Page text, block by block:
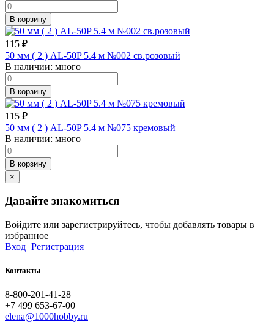
В корзину
115 ₽
50 мм ( 2 ) AL-50P 5.4 м №002 св.розовый
В наличии: много
В корзину
115 ₽
50 мм ( 2 ) AL-50P 5.4 м №075 кремовый
В наличии: много
В корзину
×
Давайте знакомиться
Войдите или зарегистрируйтесь, чтобы добавлять товары в
избранное
Вход Регистрация
Контакты
8-800-201-41-28
+7 499 653-67-00
elena@1000hobby.ru